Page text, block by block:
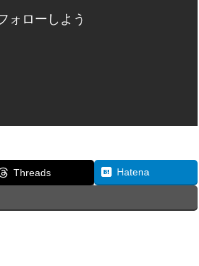
ォローしよう
Threads Hatena